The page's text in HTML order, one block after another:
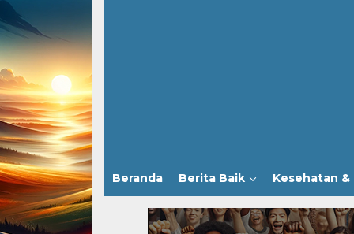
Beranda Berita Baik Kesehatan &